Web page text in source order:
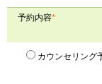
予約内容*
カウンセリング